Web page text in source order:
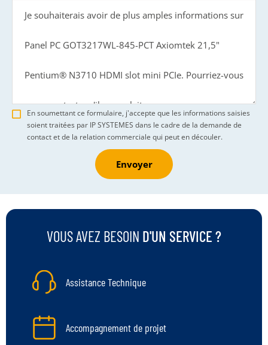
En soumettant ce formulaire, j'accepte que les informations saisies
soient traitées par IP SYSTEMES dans le cadre de la demande de
contact et de la relation commerciale qui peut en découler.
Envoyer
VOUS AVEZ BESOIN D'UN SERVICE ?
Assistance Technique
Accompagnement de projet